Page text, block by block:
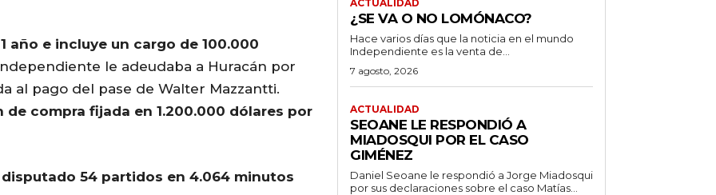
año e incluye un cargo de 100.000
le adeudaba a Huracán por
al pago del pase de Walter Mazzantti.
compra fijada en 1.200.000 dólares por
54 partidos en 4.064 minutos
ACTUALIDAD
¿SE VA O NO LOMÓNACO?
Hace varios días que la noticia en el mundo
Independiente es la venta de...
7 agosto, 2026
ACTUALIDAD
SEOANE LE RESPONDIÓ A
MIADOSQUI POR EL CASO
GIMÉNEZ
Daniel Seoane le respondió a Jorge Miadosqui
por sus declaraciones sobre el caso Matías...